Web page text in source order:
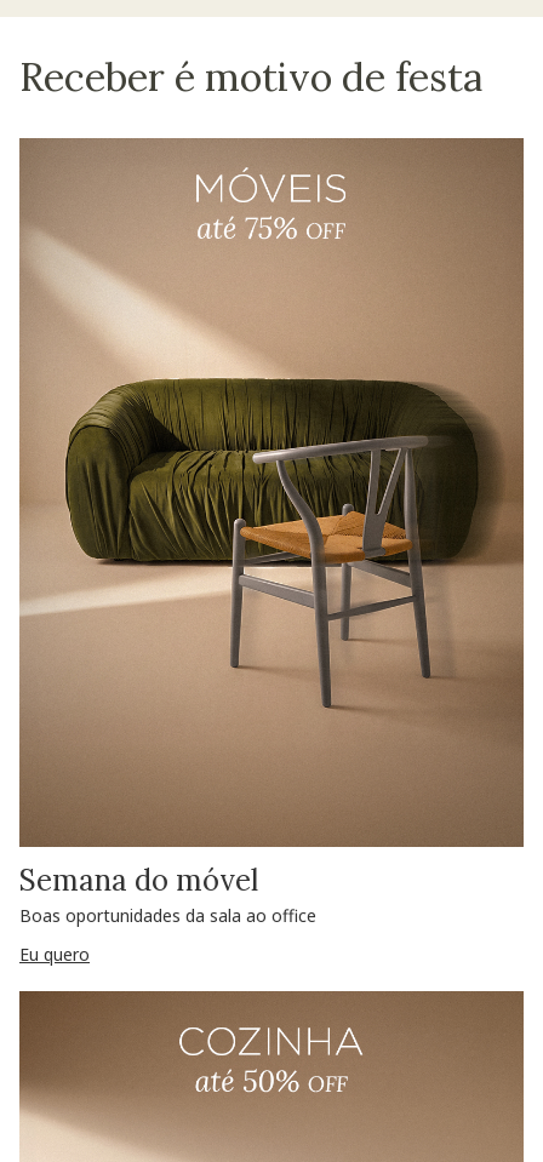
Receber é motivo de festa
Semana do móvel
Boas oportunidades da sala ao office
Eu quero